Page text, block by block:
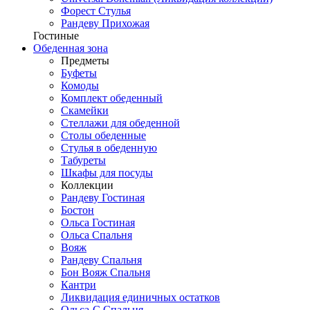
Форест Стулья
Рандеву Прихожая
Гостиные
Обеденная зона
Предметы
Буфеты
Комоды
Комплект обеденный
Скамейки
Стеллажи для обеденной
Столы обеденные
Стулья в обеденную
Табуреты
Шкафы для посуды
Коллекции
Рандеву Гостиная
Бостон
Ольса Гостиная
Ольса Спальня
Вояж
Рандеву Спальня
Бон Вояж Спальня
Кантри
Ликвидация единичных остатков